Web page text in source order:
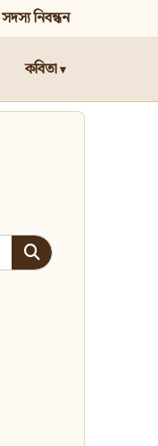
সদস্য নিবন্ধন
কবিতা